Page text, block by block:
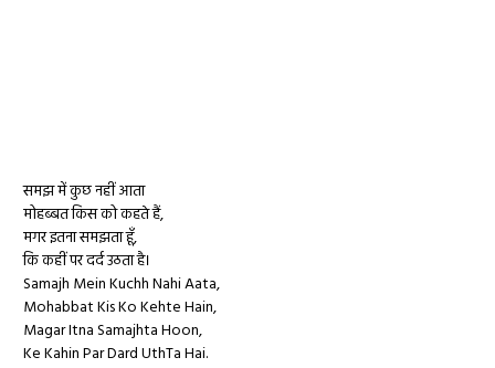
समझ में कुछ नहीं आता
मोहब्बत किस को कहते हैं,
मगर इतना समझता हूँ,
कि कहीं पर दर्द उठता है।
Samajh Mein Kuchh Nahi Aata,
Mohabbat Kis Ko Kehte Hain,
Magar Itna Samajhta Hoon,
Ke Kahin Par Dard UthTa Hai.